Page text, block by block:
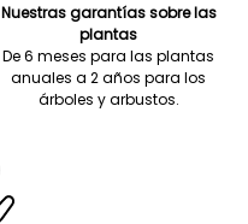
Nuestras garantías sobre las
plantas
De 6 meses para las plantas
anuales a 2 años para los
árboles y arbustos.